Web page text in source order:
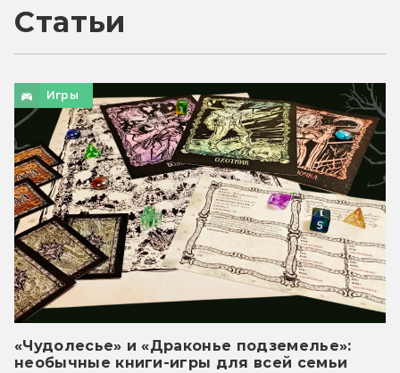
Статьи
Игры
«Чудолесье» и «Драконье подземелье»:
необычные книги-игры для всей семьи